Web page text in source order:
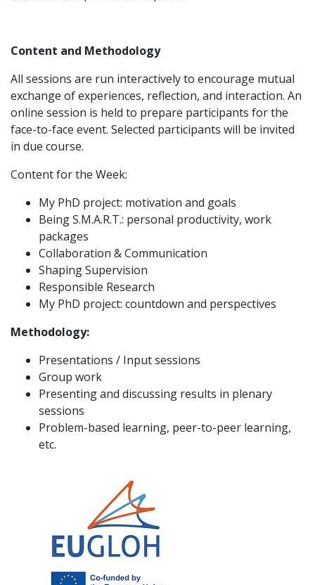
Content and Methodology
All sessions are run interactively to encourage mutual
exchange of experiences, reflection, and interaction. An
online session is held to prepare participants for the
face-to-face event. Selected participants will be invited
in due course.
Content for the Week:
My PhD project: motivation and goals
Being S.M.A.R.T.: personal productivity, work
packages
Collaboration & Communication
Shaping Supervision
Responsible Research
My PhD project: countdown and perspectives
Methodology:
Presentations / Input sessions
Group work
Presenting and discussing results in plenary
sessions
Problem-based learning, peer-to-peer learning,
etc.